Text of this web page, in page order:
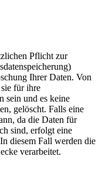
Pflicht zur
Ihrer Daten. Von
für ihre
sein und es keine
gelöscht. Falls eine
da die Daten für
sind, erfolgt eine
diesem Fall werden die
verarbeitet.